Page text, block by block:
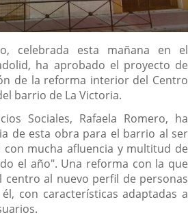
celebrada esta mañana en el
ha aprobado el proyecto de
de la reforma interior del Centro
barrio de La Victoria.
Sociales, Rafaela Romero, ha
de esta obra para el barrio al ser
mucha afluencia y multitud de
el año". Una reforma con la que
centro al nuevo perfil de personas
con características adaptadas a